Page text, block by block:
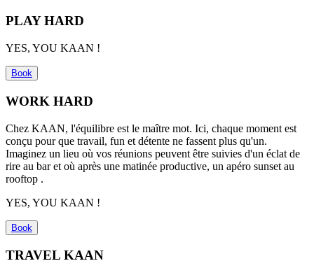
PLAY HARD
YES, YOU KAAN !
Book
WORK HARD
Chez KAAN, l'équilibre est le maître mot. Ici, chaque moment est
conçu pour que travail, fun et détente ne fassent plus qu'un.
Imaginez un lieu où vos réunions peuvent être suivies d'un éclat de
rire au bar et où après une matinée productive, un apéro sunset au
rooftop .
YES, YOU KAAN !
Book
TRAVEL KAAN